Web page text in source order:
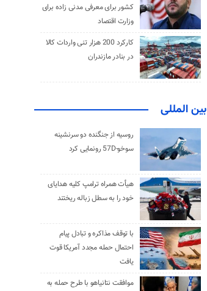
کشور برای معرفی مدنی زاده برای
وزارت اقتصاد
کارکرد 200 هزار تنی واردات کالا
در بنادر مازندران
بین المللی
روسیه از جنگنده دو سرنشینه
سوخو-57D رونمایی کرد
هیأت همراه ترامپ کلیه هدایای
خود را به سطل زباله ریختند
با توقف مذاکره و تبادل پیام
احتمال حمله مجدد آمریکا قوت
یافت
موافقت نتانیاهو با طرح حمله به